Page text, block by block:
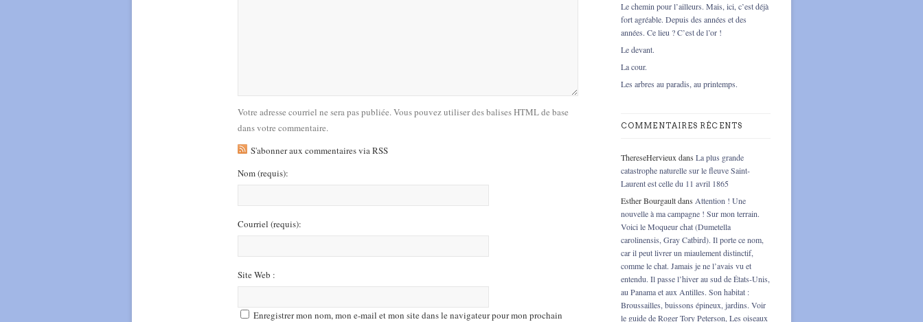
Votre adresse courriel ne sera pas publiée. Vous pouvez utiliser des balises HTML de base
dans votre commentaire.
S'abonner aux commentaires via RSS
Nom(requis):
Courriel (requis):
Site Web :
Enregistrer mon nom, mon e-mail et mon site dans le navigateur pour mon prochain
Le chemin pour l’ailleurs. Mais, ici, c’est déjà
fort agréable. Depuis des années et des
années. Ce lieu ? C’est de l’or !
Le devant.
La cour.
Les arbres au paradis, au printemps.
COMMENTAIRES RÉCENTS
ThereseHervieux dans La plus grande
catastrophe naturelle sur le fleuve Saint-
Laurent est celle du 11 avril 1865
Esther Bourgaultdans Attention ! Une
nouvelle à ma campagne ! Sur mon terrain.
Voici le Moqueur chat (Dumetella
carolinensis, Gray Catbird). Il porte ce nom,
car il peut livrer un miaulement distinctif,
comme le chat. Jamais je ne l’avais vu et
entendu. Il passe l’hiver au sud de États-Unis,
au Panama et aux Antilles. Son habitat :
Broussailles, buissons épineux, jardins. Voir
le guide de Roger Tory Peterson, Les oiseaux